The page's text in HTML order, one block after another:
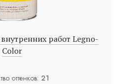
работ Legno-
Color
оттенков: 21